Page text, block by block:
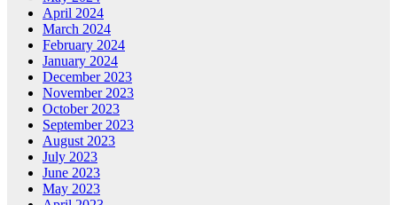
April 2024
March 2024
February 2024
January 2024
December 2023
November 2023
October 2023
September 2023
August 2023
July 2023
June 2023
May 2023